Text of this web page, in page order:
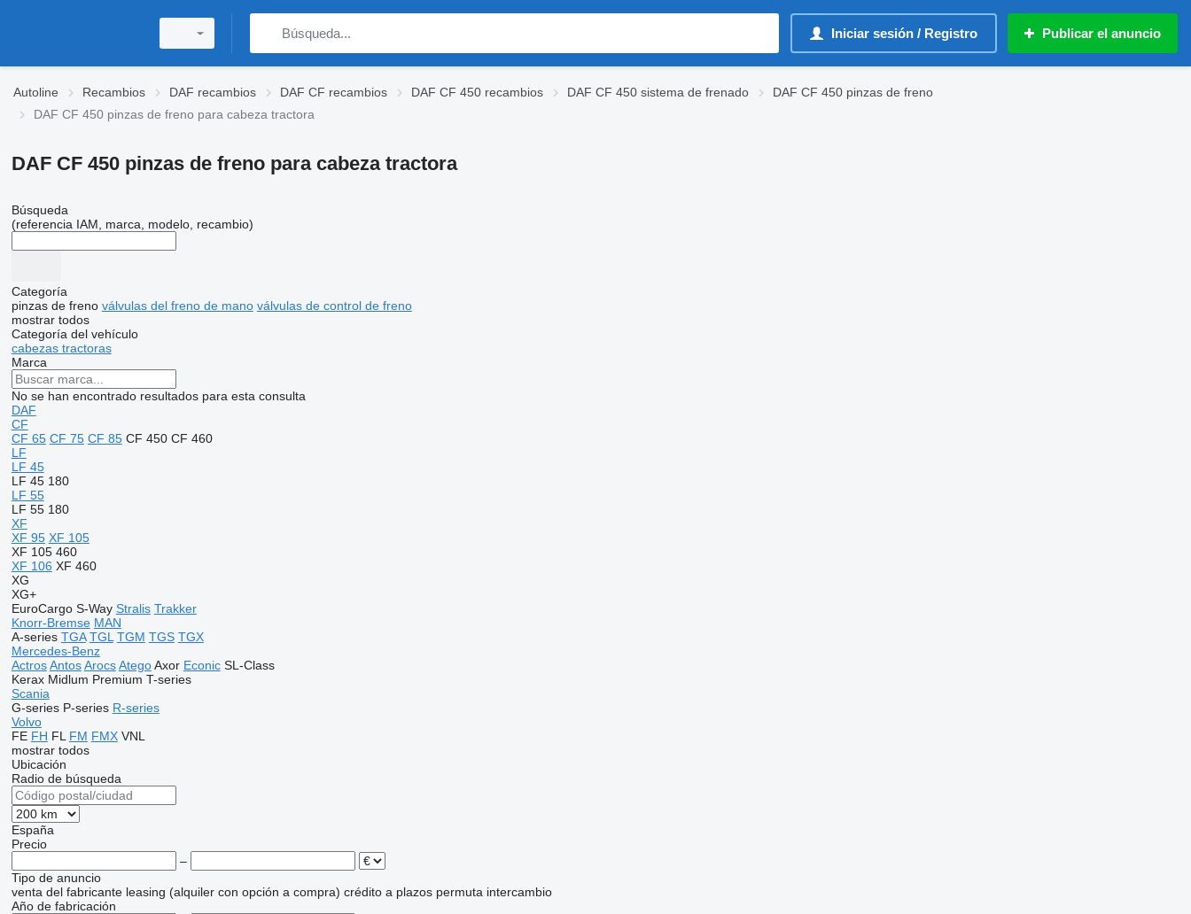
Iniciar sesión / Registro Publicar el anuncio
Autoline Recambios DAF recambios DAF CF recambios DAF CF 450 recambios DAF CF 450 sistema de frenado
DAF CF 450 pinzas de freno
DAF CF 450 pinzas de freno para cabeza tractora
DAF CF 450 pinzas de freno para cabeza tractora
Búsqueda
(referencia IAM, marca, modelo, recambio)
Categoría
pinzas de freno válvulas del freno de mano válvulas de control de freno
mostrar todos
Categoría del vehículo
cabezas tractoras
Marca
No se han encontrado resultados para esta consulta
DAF
CF
CF 65 CF 75 CF 85 CF 450 CF 460
LF
LF 45
LF 45 180
LF 55
LF 55 180
XF
XF 95 XF 105
XF 105 460
XF 106 XF 460
XG
XG+
EuroCargo S-Way Stralis Trakker
Knorr-Bremse MAN
A-series TGA TGL TGM TGS TGX
Mercedes-Benz
Actros Antos Arocs Atego Axor Econic SL-Class
Kerax Midlum Premium T-series
Scania
G-series P-series R-series
Volvo
FE FH FL FM FMX VNL
mostrar todos
Ubicación
Radio de búsqueda
España
Precio
–
Tipo de anuncio
venta del fabricante leasing (alquiler con opción a compra) crédito a plazos permuta intercambio
Año de fabricación